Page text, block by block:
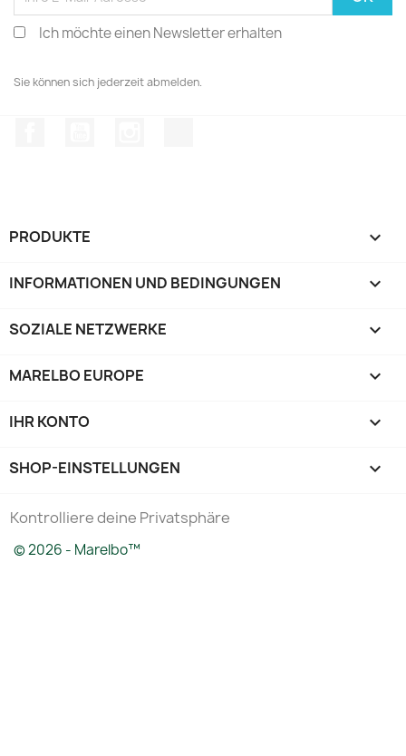
Ich möchte einen Newsletter erhalten
Sie können sich jederzeit abmelden.
PRODUKTE 
INFORMATIONEN UND BEDINGUNGEN 
SOZIALE NETZWERKE 
MARELBO EUROPE 
IHR KONTO 
SHOP-EINSTELLUNGEN keyboard_arrow_down
Kontrolliere deine Privatsphäre
© 2026 - Marelbo™